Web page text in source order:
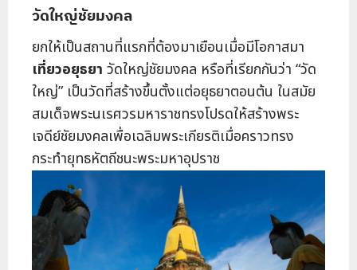
วัดใหญ่ชัยมงคล
ยกให้เป็นสถานที่แรกที่ต้องมาเยือนเมื่อมีโอกาสมา
เที่ยวอยุธยา วัดใหญ่ชัยมงคล หรือที่เรียกกันว่า “วัด
ใหญ่” เป็นวัดที่สร้างขึ้นตั้งแต่อยุธยาตอนต้น ในสมัย
สมเด็จพระนเรศวรมหาราชทรงโปรดให้สร้างพระ
เจดีย์ชัยมงคลเพื่อเฉลิมพระเกียรติเมื่อคราวทรง
กระทำยุทธหัตถีชนะพระมหาอุปราช